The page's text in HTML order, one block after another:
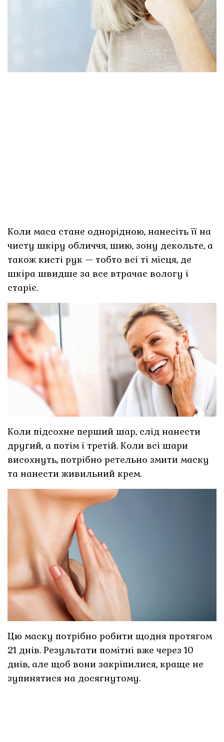
Коли маса стане однорідною, нанесіть її на
чисту шкіру обличчя, шию, зону декольте, а
також кисті рук — тобто всі ті місця, де
шкіра швидше за все втрачає вологу і
старіє.
Коли підсохне перший шар, слід нанести
другий, а потім і третій. Коли всі шари
висохнуть, потрібно ретельно змити маску
та нанести живильний крем.
Цю маску потрібно робити щодня протягом
21 днів. Результати помітні вже через 10
днів, але щоб вони закріпилися, краще не
зупинятися на досягнутому.